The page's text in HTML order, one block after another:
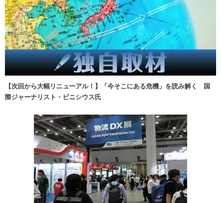
【次回から大幅リニューアル！】「今そこにある危機」を読み解く 国
際ジャーナリスト・ビニシウス氏